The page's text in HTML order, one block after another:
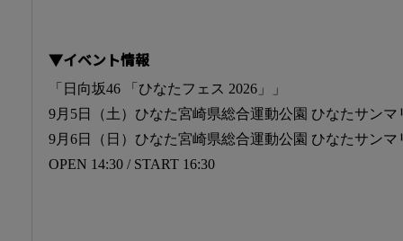
▼イベント情報
「日向坂46 「ひなたフェス 2026」」
9月5日（土）ひなた宮崎県総合運動公園 ひなたサン
9月6日（日）ひなた宮崎県総合運動公園 ひなたサン
OPEN 14:30 / START 16:30